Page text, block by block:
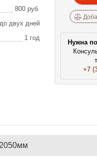
800 руб.
до двух дней
1 год
Нужна
+7